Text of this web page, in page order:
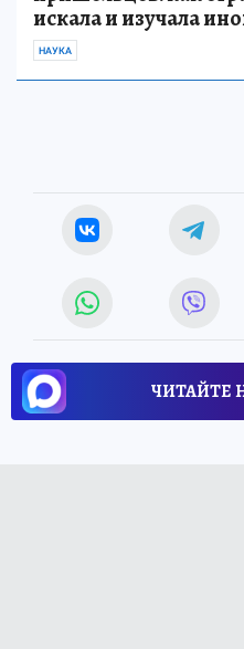
искала и изучала
НАУКА
ЧИТАЙТЕ